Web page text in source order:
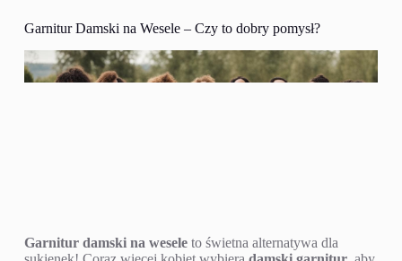
Garnitur Damski na Wesele – Czy to dobry pomysł?
Garnitur damski na weseleto świetna alternatywa dla